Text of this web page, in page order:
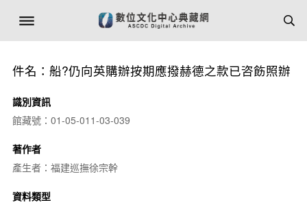
件名：船?仍向英購辦按期應撥赫德之款已咨飭照辦
識別資訊
館藏號：01-05-011-03-039
著作者
產生者：福建巡撫徐宗幹
資料類型